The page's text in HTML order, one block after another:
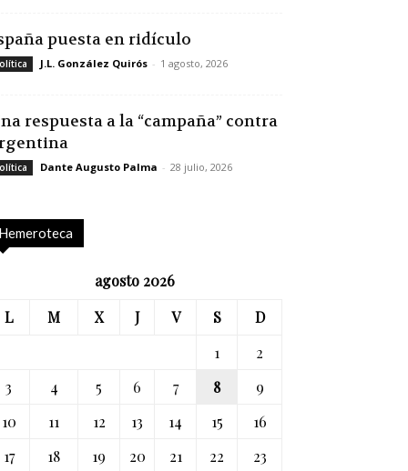
puesta en ridículo
J.L. González Quirós - 1 agosto, 2026
respuesta a la “campaña” contra
Dante Augusto Palma - 28 julio, 2026
Hemeroteca
agosto 2026
L
M X J V S
D
1
2
3
4 5 6 7 8
9
10
11 12 13 14 15
16
17
18 19 20 21 22
23